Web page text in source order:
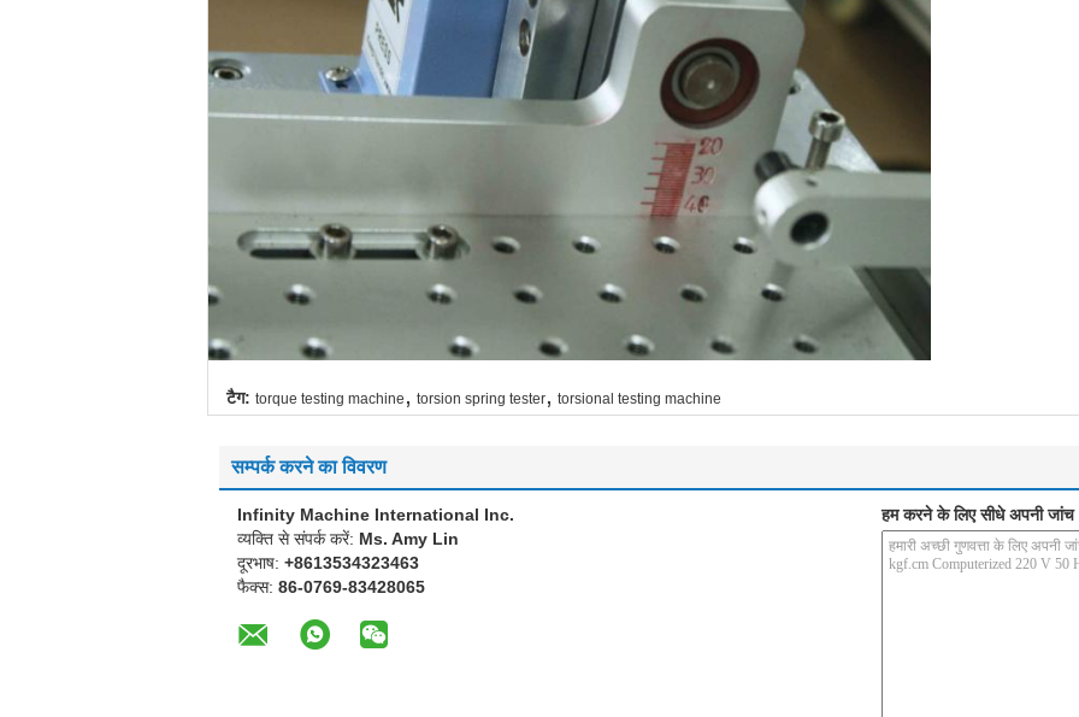
टैग: torque testing machine , torsion spring tester, torsional testing machine
सम्पर्क करने का विवरण
Infinity Machine International Inc.
व्यक्ति से संपर्क करें: Ms. Amy Lin
दूरभाष: +8613534323463
फैक्स: 86-0769-83428065
हम करने के लिए सीधे अपनी